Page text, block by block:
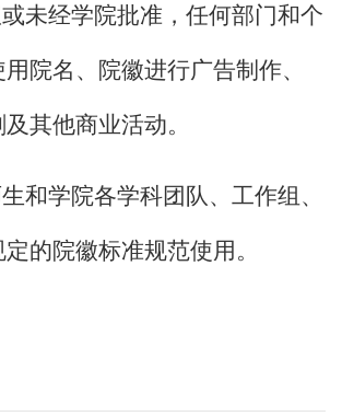
未经学院批准，任何部门和个
院名、院徽进行广告制作、
及其他商业活动。
和学院各学科团队、工作组、
定的院徽标准规范使用。